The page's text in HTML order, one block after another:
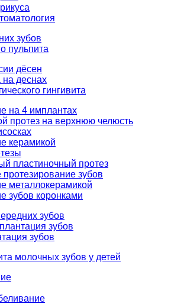
зубов
пульпита
дёсен
деснах
гингивита
на 4 имплантах
протез на верхнюю челюсть
керамикой
пластиночный протез
зубов
металлокерамикой
зубов коронками
зубов
зубов
зубов
молочных зубов у детей